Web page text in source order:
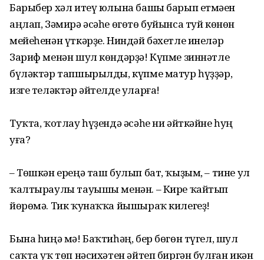
Барыбер хәл итеү юлына башы барып етмәҫен
аңлап, Зәмирә әсәһе өгөтө буйынса туй көнөн
мейеһенән үткәрҙе. Ниндәй бәхетле инеләр
Зариф менән шул көндәрҙә! Күпме зиннәтле
бүләктәр тапшырылды, күпме матур һүҙҙәр,
изге теләктәр әйтелде уларға!
Туҡта, ҡотлау һүҙендә әсәһе ни әйткәйне һуң
уға?
– Төшкән ереңә таш булып бат, ҡыҙым, – тине ул
ҡалтыраулы тауышы менән. – Кире ҡайтып
йөрөмә. Тик ҡунаҡҡа йышыраҡ килегеҙ!
Бына һиңә мә! Баҡтиһәң, бер бөгөн түгел, шул
саҡта уҡ төп нәсихәтен әйтеп биргән булған икән